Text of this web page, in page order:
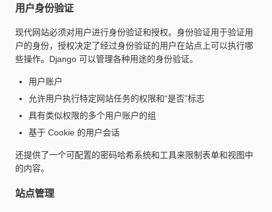
用户身份验证
现代网站必须对用户进行身份验证和授权。身份验证用于验证用
户的身份，授权决定了经过身份验证的用户在站点上可以执行哪
些操作。Django 可以管理各种用途的身份验证。
用户账户
允许用户执行特定网站任务的权限和“是否”标志
具有类似权限的多个用户账户的组
基于 Cookie 的用户会话
还提供了一个可配置的密码哈希系统和工具来限制表单和视图中
的内容。
站点管理